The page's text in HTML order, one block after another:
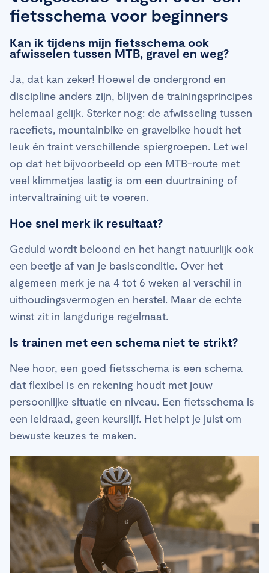
fietsschema voor beginners
Kan ik tijdens mijn fietsschema ook
afwisselen tussen MTB, gravel en weg?
Ja, dat kan zeker! Hoewel de ondergrond en
discipline anders zijn, blijven de trainingsprincipes
helemaal gelijk. Sterker nog: de afwisseling tussen
racefiets, mountainbike en gravelbike houdt het
leuk én traint verschillende spiergroepen. Let wel
op dat het bijvoorbeeld op een MTB-route met
veel klimmetjes lastig is om een duurtraining of
intervaltraining uit te voeren.
Hoe snel merk ik resultaat?
Geduld wordt beloond en het hangt natuurlijk ook
een beetje af van je basisconditie. Over het
algemeen merk je na 4 tot 6 weken al verschil in
uithoudingsvermogen en herstel. Maar de echte
winst zit in langdurige regelmaat.
Is trainen met een schema niet te strikt?
Nee hoor, een goed fietsschema is een schema
dat flexibel is en rekening houdt met jouw
persoonlijke situatie en niveau. Een fietsschema is
een leidraad, geen keurslijf. Het helpt je juist om
bewuste keuzes te maken.